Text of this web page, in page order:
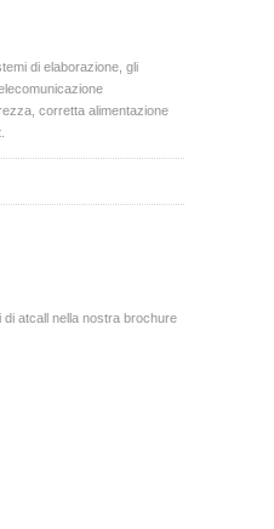
di elaborazione, gli
corretta alimentazione
atcall nella nostra brochure